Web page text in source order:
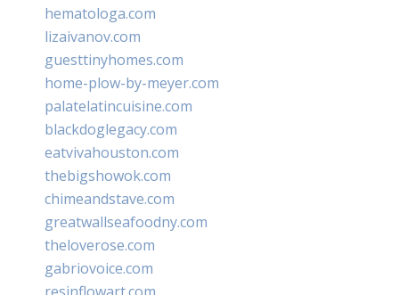
hematologa.com
lizaivanov.com
guesttinyhomes.com
home-plow-by-meyer.com
palatelatincuisine.com
blackdoglegacy.com
eatvivahouston.com
thebigshowok.com
chimeandstave.com
greatwallseafoodny.com
theloverose.com
gabriovoice.com